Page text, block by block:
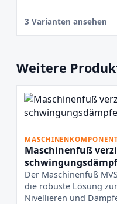
3 Varianten ansehen
Weitere
Maschinenfuß
Der Maschinenfuß
die robuste Lösung
Nivellieren und